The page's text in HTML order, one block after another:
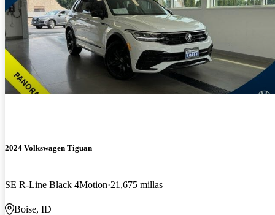
2024 Volkswagen Tiguan
SE R-Line Black 4Motion 21,675 millas
Boise, ID